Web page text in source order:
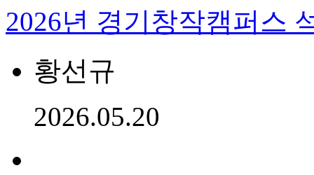
2026년 경기창작캠퍼스
황선규
2026.05.20